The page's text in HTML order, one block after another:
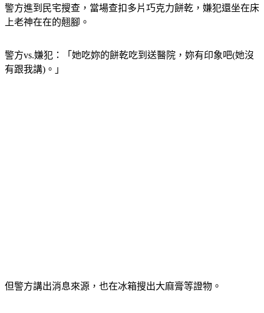
警方進到民宅搜查，當場查扣多片巧克力餅乾，嫌犯還坐在床
上老神在在的翹腳。
警方vs.嫌犯：「她吃妳的餅乾吃到送醫院，妳有印象吧(她沒
有跟我講)。」
但警方講出消息來源，也在冰箱搜出大麻膏等證物。